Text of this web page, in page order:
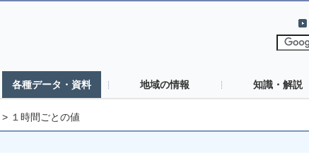
各種データ・資料 地域の情報 知識・解説
> １時間ごとの値